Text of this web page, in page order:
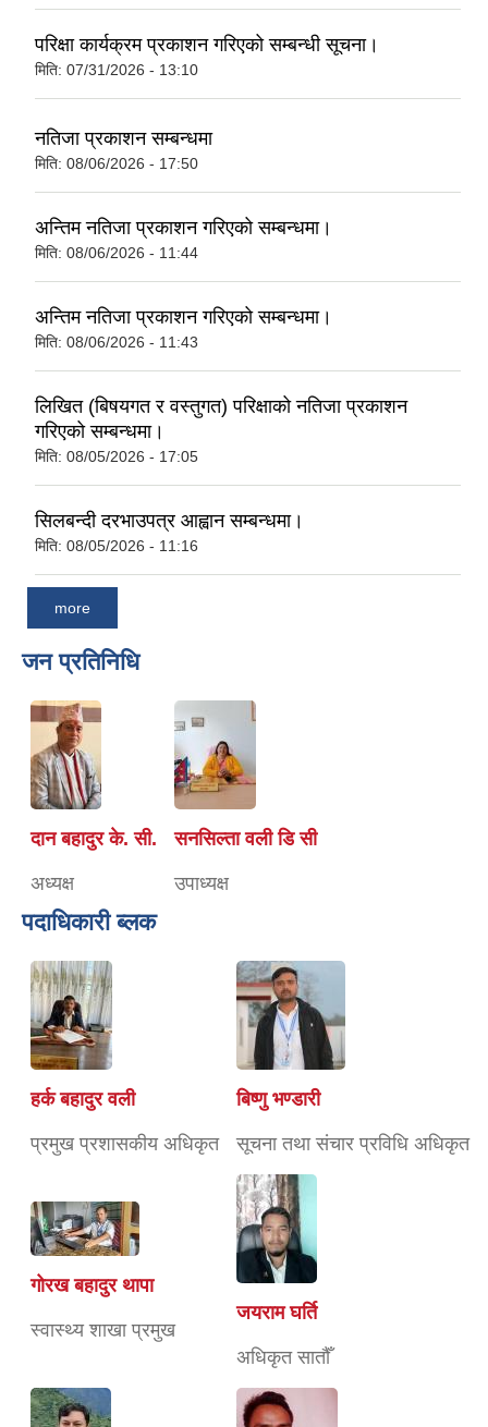
परिक्षा कार्यक्रम प्रकाशन गरिएको सम्बन्धी सूचना।
मिति: 07/31/2026 - 13:10
नतिजा प्रकाशन सम्बन्धमा
मिति: 08/06/2026 - 17:50
अन्तिम नतिजा प्रकाशन गरिएको सम्बन्धमा।
मिति: 08/06/2026 - 11:44
अन्तिम नतिजा प्रकाशन गरिएको सम्बन्धमा।
मिति: 08/06/2026 - 11:43
लिखित (बिषयगत र वस्तुगत) परिक्षाको नतिजा प्रकाशन
गरिएको सम्बन्धमा।
मिति: 08/05/2026 - 17:05
सिलबन्दी दरभाउपत्र आह्वान सम्बन्धमा।
मिति: 08/05/2026 - 11:16
more
जन प्रतिनिधि
दान बहादुर के. सी.
अध्यक्ष
सनसिल्ता वली डि सी
उपाध्यक्ष
पदाधिकारी ब्लक
हर्क बहादुर वली
प्रमुख प्रशासकीय अधिकृत
बिष्णु भण्डारी
सूचना तथा संचार प्रविधि अधिकृत
गोरख बहादुर थापा
स्वास्थ्य शाखा प्रमुख
जयराम घर्ति
अधिकृत सातौँ